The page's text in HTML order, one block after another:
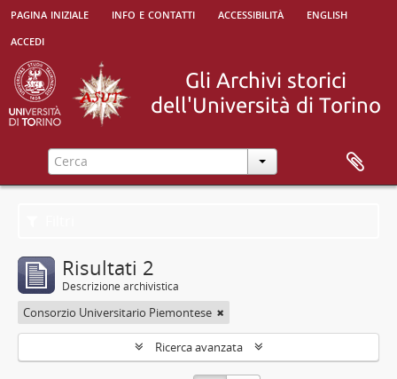
pagina iniziale info e contatti accessibilità
english
accedi
Risultati 2
Descrizione archivistica
Consorzio Universitario Piemontese
Ricerca avanzata